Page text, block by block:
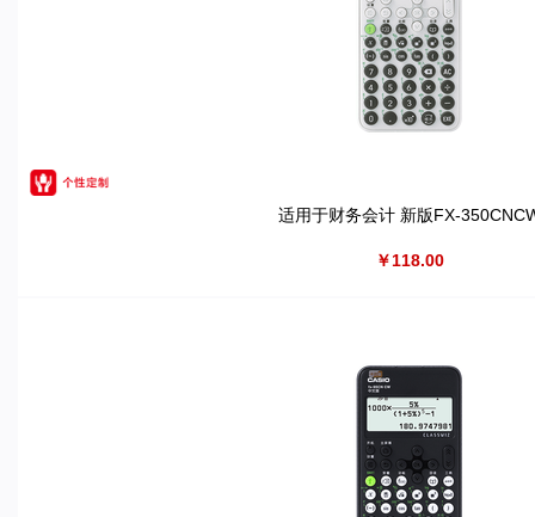
适用于财务会计 新版FX-
￥118.00